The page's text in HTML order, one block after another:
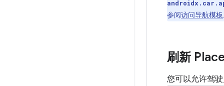
参阅访问导航模板
刷新
您可以允许驾